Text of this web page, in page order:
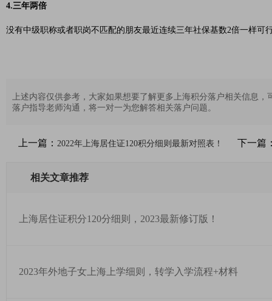
4.三年两倍
没有中级职称或者职岗不匹配的朋友最近连续三年社保基数2倍一样可
上述内容仅供参考，大家如果想要了解更多上海积分落户相关信息
落户指导老师沟通，将一对一为您解答相关落户问题。
上一篇： 2022年上海居住证120积分细则最新对照表！ 下一篇
相关文章推荐
上海居住证积分120分细则，2023最新修订版！
2023年外地子女上海上学细则，转学入学流程+材料